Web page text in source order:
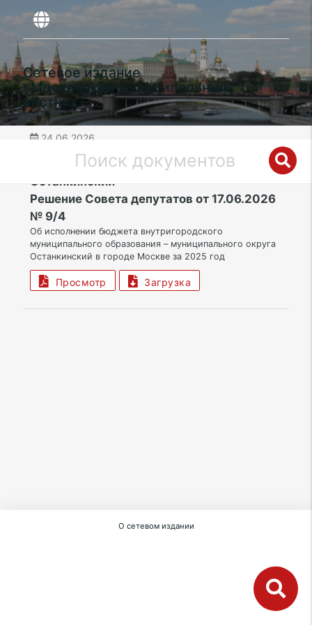
Сетевое издание
«Московский муниципальный
вестник»
24.06.2026
СВАО | Муниципальный округ
Останкинский
Решение Совета депутатов от 17.06.2026
№ 9/4
Об исполнении бюджета внутригородского
муниципального образования – муниципального округа
Останкинский в городе Москве за 2025 год
Просмотр Загрузка
О сетевом издании